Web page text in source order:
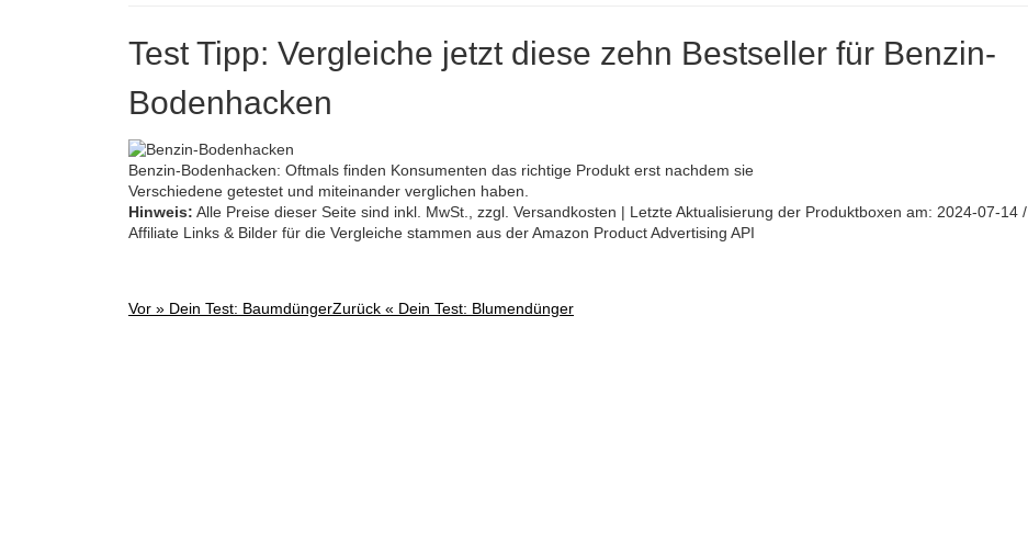
Test Tipp: Vergleiche jetzt diese zehn Bestseller für Benzin-
Bodenhacken
Benzin-Bodenhacken: Oftmals finden Konsumenten das richtige Produkt erst nachdem sie
Verschiedene getestet und miteinander verglichen haben.
Hinweis: Alle Preise dieser Seite sind inkl. MwSt., zzgl. Versandkosten | Letzte Aktualisierung der Produktboxen am: 2024-07-14 /
Affiliate Links & Bilder für die Vergleiche stammen aus der Amazon Product Advertising API
Post
Vor » Dein Test: BaumdüngerZurück « Dein Test: Blumendünger